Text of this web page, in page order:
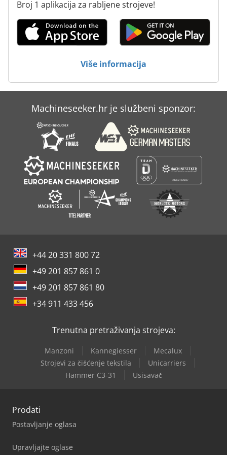
Sustav Za Doziranje
Broj 1 aplikacija za rabljene strojeve!
Više informacija
Machineseeker.hr je službeni sponzor:
+44 20 331 800 72
+49 201 857 861 0
+49 201 857 861 80
+34 911 433 456
Trenutna pretraživanja strojeva:
Manzoni Kannegiesser
Mecalux
Strojevi za čišćenje tekstila
Unicarriers
Hammer C3-31
Usisavač
Prodati
Postavljanje oglasa
Upravljajte oglase